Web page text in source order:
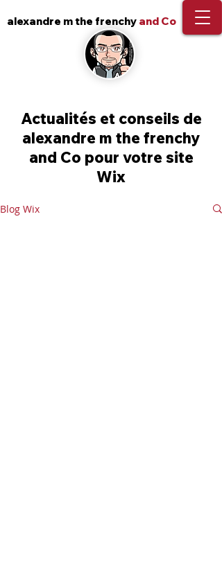
alexandre m the frenchy and Co
Actualités et conseils de
alexandre m the frenchy
and Co pour votre site
Wix
Blog Wix